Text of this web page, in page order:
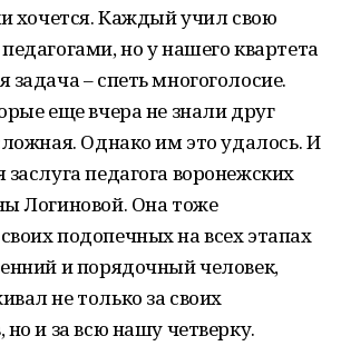
хочется. Каждый учил свою
но у нашего квартета
задача – спеть многоголосие.
еще вчера не знали друг
Однако им это удалось. И
педагога воронежских
Логиновой. Она тоже
подопечных на всех этапах
и порядочный человек,
не только за своих
но и за всю нашу четверку.